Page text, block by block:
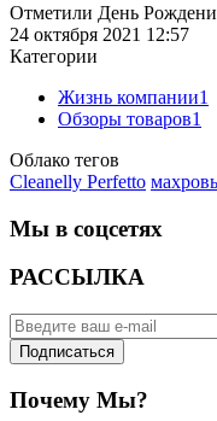
Отметили День
24 октября 2021 12:57
Категории
Жизнь компании1
Обзоры товаров1
Облако тегов
Cleanelly Perfetto
Мы в соцсетях
РАССЫЛКА
Подписаться
Почему Мы?